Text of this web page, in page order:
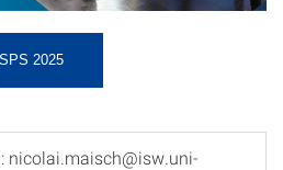
2025
nicolai.maisch@isw.uni-